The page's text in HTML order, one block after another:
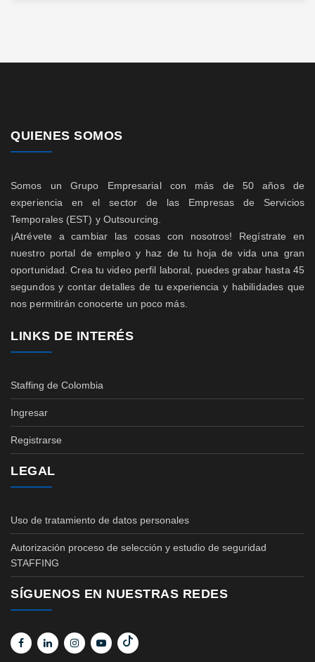
QUIENES SOMOS
Somos un Grupo Empresarial con más de 50 años de
experiencia en el sector de las Empresas de Servicios
Temporales (EST) y Outsourcing.
¡Atrévete a cambiar las cosas con nosotros! Regístrate en
nuestro portal de empleo y haz de tu hoja de vida una gran
oportunidad. Crea tu video perfil laboral, puedes grabar hasta 45
segundos y contar detalles de tu experiencia y habilidades que
nos permitirán conocerte un poco más.
LINKS DE INTERÉS
Staffing de Colombia
Ingresar
Registrarse
LEGAL
Uso de tratamiento de datos personales
Autorización proceso de selección y estudio de seguridad
STAFFING
SÍGUENOS EN NUESTRAS REDES